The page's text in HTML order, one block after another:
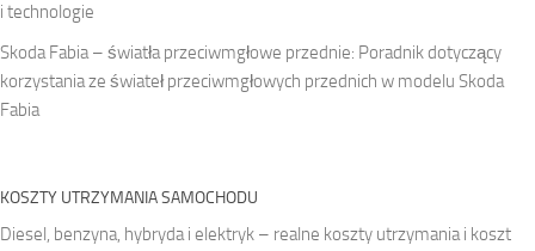
i technologie
Skoda Fabia – światła przeciwmgłowe przednie: Poradnik dotyczący
korzystania ze świateł przeciwmgłowych przednich w modelu Skoda
Fabia
KOSZTY UTRZYMANIA SAMOCHODU
Diesel, benzyna, hybryda i elektryk – realne koszty utrzymania i koszt